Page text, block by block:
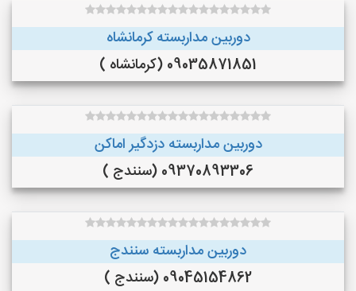
دوربین مداربسته کرمانشاه
09035871851 (کرمانشاه )
دوربین مداربسته دزدگیر اماکن
09370893306 (سنندج )
دوربین مداربسته سنندج
09045154862 (سنندج )